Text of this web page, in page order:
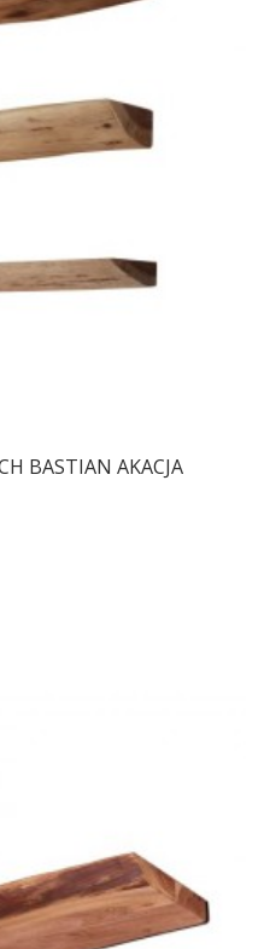
BASTIAN AKACJA